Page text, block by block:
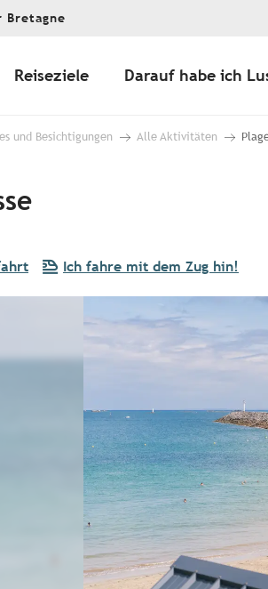
Bretagne
Reiseziele Darauf habe ich
und Besichtigungen Alle Aktivitäten
Ich fahre mit dem Zug hin!